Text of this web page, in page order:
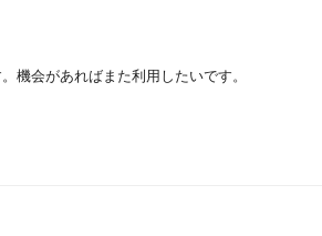
機会があればまた利用したいです。